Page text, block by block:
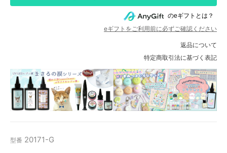
のeギフトとは？
eギフトをご利用前に必ずご確認ください
返品について
特定商取引法に基づく表記
型番 20171-G